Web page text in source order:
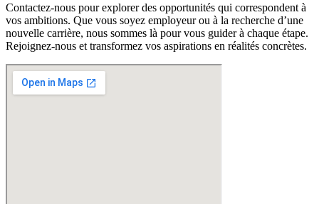
Contactez-nous pour explorer des opportunités qui correspondent à
vos ambitions. Que vous soyez employeur ou à la recherche d’une
nouvelle carrière, nous sommes là pour vous guider à chaque étape.
Rejoignez-nous et transformez vos aspirations en réalités concrètes.